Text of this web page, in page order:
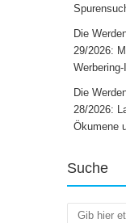
Die
29/2026:
Die
28/2026:
Ökumene
Suche
Suchen